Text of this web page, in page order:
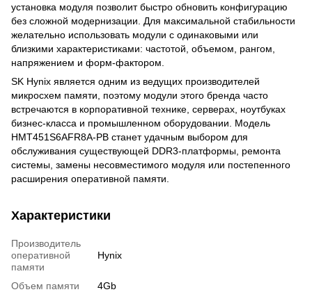
установка модуля позволит быстро обновить конфигурацию
без сложной модернизации. Для максимальной стабильности
желательно использовать модули с одинаковыми или
близкими характеристиками: частотой, объемом, рангом,
напряжением и форм-фактором.
SK Hynix является одним из ведущих производителей
микросхем памяти, поэтому модули этого бренда часто
встречаются в корпоративной технике, серверах, ноутбуках
бизнес-класса и промышленном оборудовании. Модель
HMT451S6AFR8A-PB станет удачным выбором для
обслуживания существующей DDR3-платформы, ремонта
системы, замены несовместимого модуля или постепенного
расширения оперативной памяти.
Характеристики
Производитель
оперативной
памяти
Hynix
Объем памяти
4Gb